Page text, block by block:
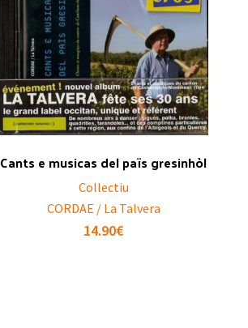
Cants e musicas del païs gresinhòl
Collectiu
CORDAE / La Talvera
14.90€